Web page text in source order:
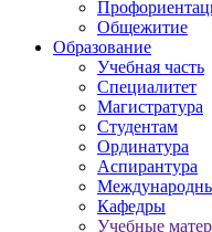
Общежитие
Образование
Учебная часть
Специалитет
Магистратура
Студентам
Ординатура
Аспирантура
Кафедры
Учебные